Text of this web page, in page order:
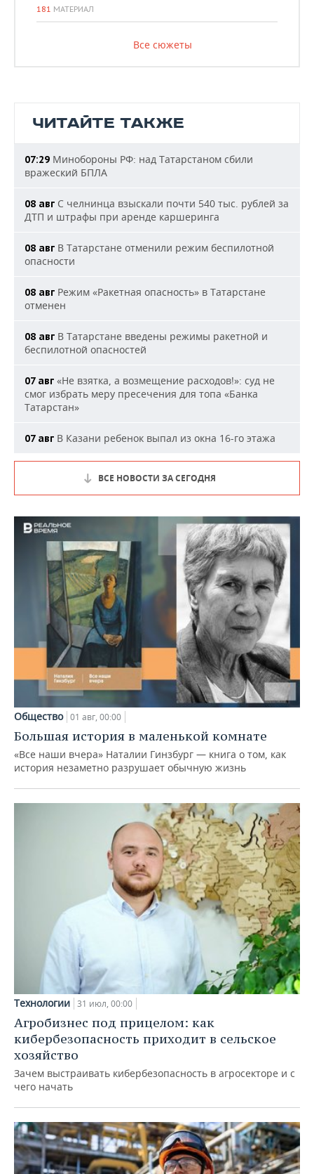
181 МАТЕРИАЛ
Все сюжеты
ЧИТАЙТЕ ТАКЖЕ
07:29 Минобороны РФ: над Татарстаном сбили
вражеский БПЛА
08 авг С челнинца взыскали почти 540 тыс. рублей за
ДТП и штрафы при аренде каршеринга
08 авг В Татарстане отменили режим беспилотной
опасности
08 авг Режим «Ракетная опасность» в Татарстане
отменен
08 авг В Татарстане введены режимы ракетной и
беспилотной опасностей
07 авг «Не взятка, а возмещение расходов!»: суд не
смог избрать меру пресечения для топа «Банка
Татарстан»
07 авг В Казани ребенок выпал из окна 16-го этажа
ВСЕ НОВОСТИ ЗА СЕГОДНЯ
Общество 01 авг, 00:00
Большая история в маленькой комнате
«Все наши вчера» Наталии Гинзбург — книга о том, как
история незаметно разрушает обычную жизнь
Технологии 31 июл, 00:00
Агробизнес под прицелом: как
кибербезопасность приходит в сельское
хозяйство
Зачем выстраивать кибербезопасность в агросекторе и с
чего начать